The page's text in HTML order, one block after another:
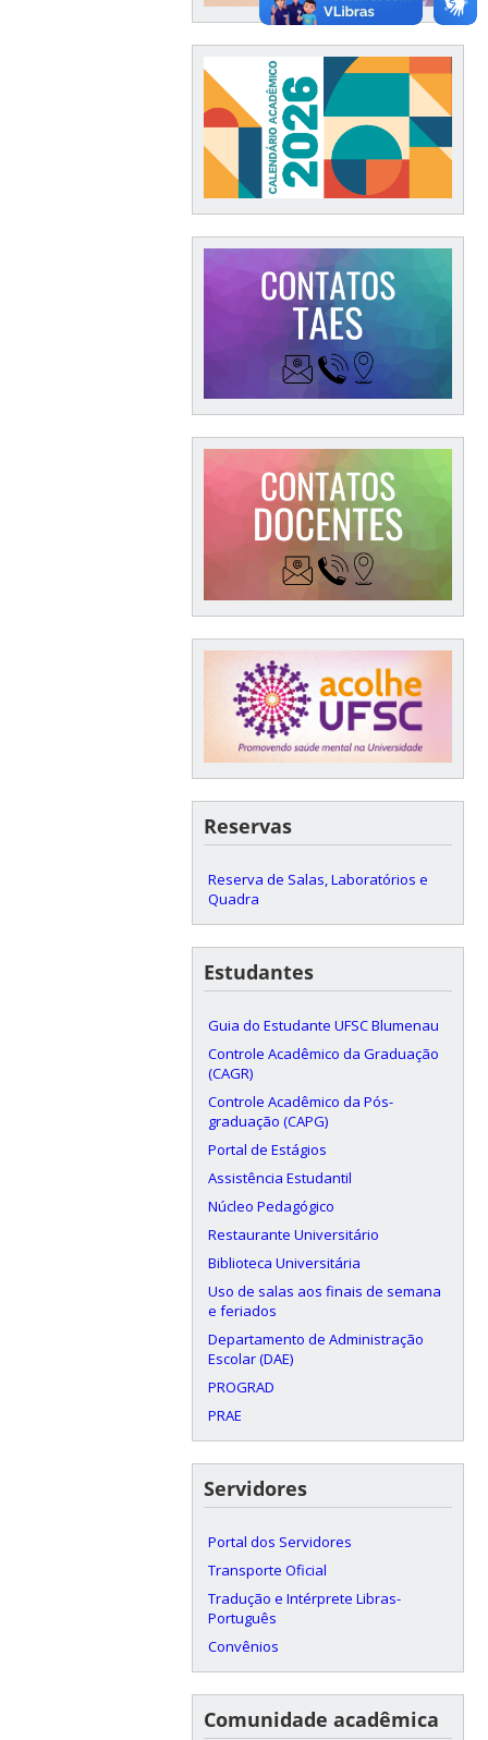
Reservas
Reserva de Salas, Laboratórios e
Quadra
Estudantes
Guia do Estudante UFSC Blumenau
Controle Acadêmico da Graduação
(CAGR)
Controle Acadêmico da Pós-
graduação (CAPG)
Portal de Estágios
Assistência Estudantil
Núcleo Pedagógico
Restaurante Universitário
Biblioteca Universitária
Uso de salas aos finais de semana
e feriados
Departamento de Administração
Escolar (DAE)
PROGRAD
PRAE
Servidores
Portal dos Servidores
Transporte Oficial
Tradução e Intérprete Libras-
Português
Convênios
Comunidade acadêmica